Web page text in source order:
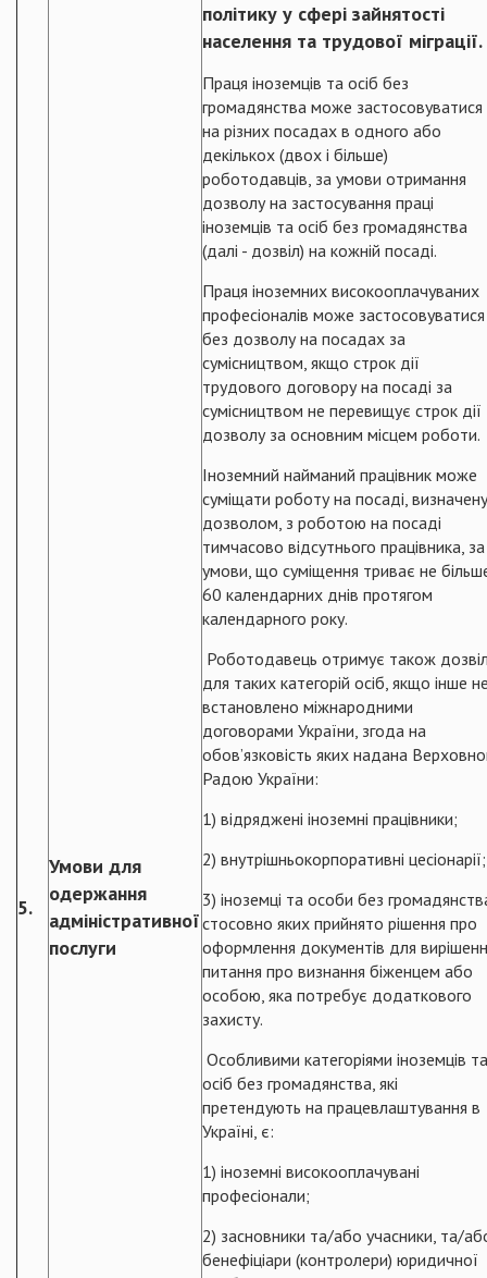
5.
Умови для
одержання
адміністративної
послуги
політику у сфері зайнятості
населення та трудової міграції.
Праця іноземців та осіб без
громадянства може застосовуватися
на різних посадах в одного або
декількох (двох і більше)
роботодавців, за умови отримання
дозволу на застосування праці
іноземців та осіб без громадянства
(далі - дозвіл) на кожній посаді.
Праця іноземних високооплачуваних
професіоналів може застосовуватися
без дозволу на посадах за
сумісництвом, якщо строк дії
трудового договору на посаді за
сумісництвом не перевищує строк дії
дозволу за основним місцем роботи.
Іноземний найманий працівник може
суміщати роботу на посаді, визначену
дозволом, з роботою на посаді
тимчасово відсутнього працівника, за
умови, що суміщення триває не
60 календарних днів протягом
календарного року.
Роботодавець отримує також
для таких категорій осіб, якщо інше
встановлено міжнародними
договорами України, згода на
обов’язковість яких надана
Радою України:
1) відряджені іноземні працівники;
2) внутрішньокорпоративні цесіонарії;
3) іноземці та особи без
стосовно яких прийнято рішення про
оформлення документів для
питання про визнання біженцем або
особою, яка потребує додаткового
захисту.
Особливими категоріями іноземців та
осіб без громадянства, які
претендують на працевлаштування в
Україні, є:
1) іноземні високооплачувані
професіонали;
2) засновники та/або учасники, та/
бенефіціари (контролери) юридичної